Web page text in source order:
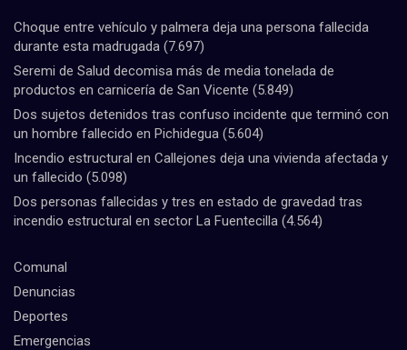
Choque entre vehículo y palmera deja una persona fallecida
durante esta madrugada (7.697)
Seremi de Salud decomisa más de media tonelada de
productos en carnicería de San Vicente (5.849)
Dos sujetos detenidos tras confuso incidente que terminó con
un hombre fallecido en Pichidegua (5.604)
Incendio estructural en Callejones deja una vivienda afectada y
un fallecido (5.098)
Dos personas fallecidas y tres en estado de gravedad tras
incendio estructural en sector La Fuentecilla (4.564)
Comunal
Denuncias
Deportes
Emergencias